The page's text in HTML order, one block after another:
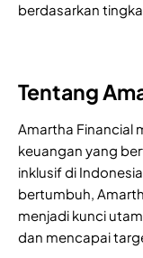
berdasarkan
Tentang
Amartha Financial
keuangan yang
inklusif di
bertumbuh,
menjadi kunci
dan mencapai